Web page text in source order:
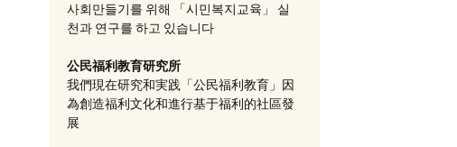
사회만들기를 위해 「시민복지교육」 실
천과 연구를 하고 있습니다
公民福利教育研究所
我們現在研究和実践「公民福利教育」因
為創造福利文化和進行基于福利的社區發
展